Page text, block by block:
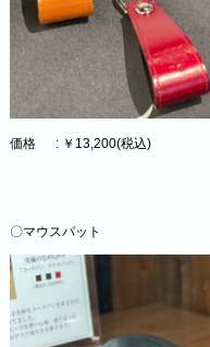
価格 : ￥13,200(税込)
〇マウスパット